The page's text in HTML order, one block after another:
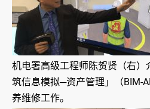
机电署高级工程师陈贺贤（右）
筑信息模拟─资产管理」（BIM-
养维修工作。